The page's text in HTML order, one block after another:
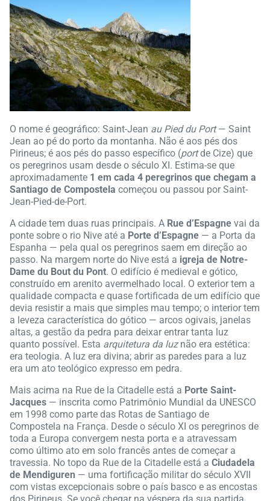
O nome é geográfico: Saint-Jean au Pied du Port— Saint
Jean ao pé do porto da montanha. Não é aos pés dos
Pirineus; é aos pés do passo específico (portde Cize) que
os peregrinos usam desde o século XI. Estima-se que
aproximadamente 1 em cada 4 peregrinos que chegam a
Santiago de Compostela começou ou passou por Saint-
Jean-Pied-de-Port.
A cidade tem duas ruas principais. A Rue d’Espagne vai da
ponte sobre o rio Nive até a Porte d’Espagne — a Porta da
Espanha — pela qual os peregrinos saem em direção ao
passo. Na margem norte do Nive está a igreja de Notre-
Dame du Bout du Pont. O edifício é medieval e gótico,
construído em arenito avermelhado local. O exterior tem a
qualidade compacta e quase fortificada de um edifício que
devia resistir a mais que simples mau tempo; o interior tem
a leveza característica do gótico — arcos ogivais, janelas
altas, a gestão da pedra para deixar entrar tanta luz
quanto possível. Esta arquitetura da luznão era estética:
era teologia. A luz era divina; abrir as paredes para a luz
era um ato teológico expresso em pedra.
Mais acima na Rue de la Citadelle está a Porte Saint-
Jacques — inscrita como Patrimônio Mundial da UNESCO
em 1998 como parte das Rotas de Santiago de
Compostela na França. Desde o século XI os peregrinos de
toda a Europa convergem nesta porta e a atravessam
como último ato em solo francês antes de começar a
travessia. No topo da Rue de la Citadelle está a Ciudadela
de Mendiguren — uma fortificação militar do século XVII
com vistas excepcionais sobre o país basco e as encostas